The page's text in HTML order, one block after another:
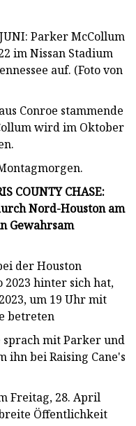
Parker McCollum
im Nissan Stadium
auf. (Foto von
Conroe stammende
wird im Oktober
COUNTY CHASE:
Nord-Houston am
Gewahrsam
der Houston
2023 hinter sich hat,
um 19 Uhr mit
betreten
sprach mit Parker und
ihn bei Raising Cane's
Freitag, 28. April
Öffentlichkeit